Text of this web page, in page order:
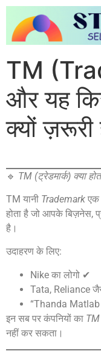
TM
और यह
क्यों ज़रूरी
🔹 TM (ट्रेडमार्क) क्या
TM यानी Trademark एक
होता है जो आपके बिज़नेस,
है।
उदाहरण के लिए:
Nike का लोगो ✔
Tata, Reliance
“Thanda
इन सब पर कंपनियों का
नहीं कर सकता।